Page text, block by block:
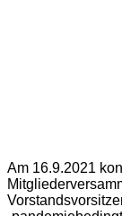
Am 16.9.2021